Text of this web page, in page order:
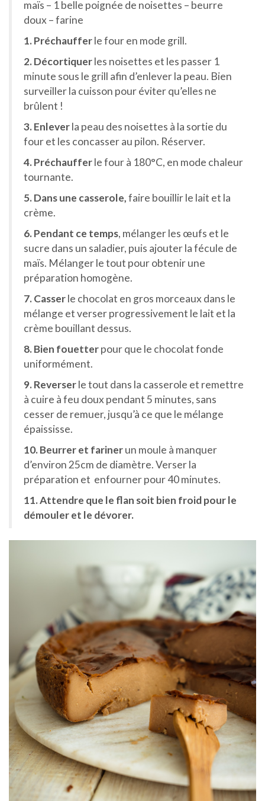
maïs – 1 belle poignée de noisettes – beurre
doux – farine
1. Préchaufferle four en mode grill.
2. Décortiquerles noisettes et les passer 1
minute sous le grill afin d’enlever la peau. Bien
surveiller la cuisson pour éviter qu’elles ne
brûlent !
3. Enleverla peau des noisettes à la sortie du
four et les concasser au pilon. Réserver.
4. Préchaufferle four à 180°C, en mode chaleur
tournante.
5. Dans une casserole,faire bouillir le lait et la
crème.
6. Pendant ce temps, mélanger les œufs et le
sucre dans un saladier, puis ajouter la fécule de
maïs. Mélanger le tout pour obtenir une
préparation homogène.
7. Casserle chocolat en gros morceaux dans le
mélange et verser progressivement le lait et la
crème bouillant dessus.
8. Bien fouetterpour que le chocolat fonde
uniformément.
9. Reverserle tout dans la casserole et remettre
à cuire à feu doux pendant 5 minutes, sans
cesser de remuer, jusqu’à ce que le mélange
épaississe.
10. Beurrer et farinerun moule à manquer
d’environ 25cm de diamètre. Verser la
préparation et enfourner pour 40 minutes.
11. Attendre que le flan soit bien froid pour le
démouler et le dévorer.